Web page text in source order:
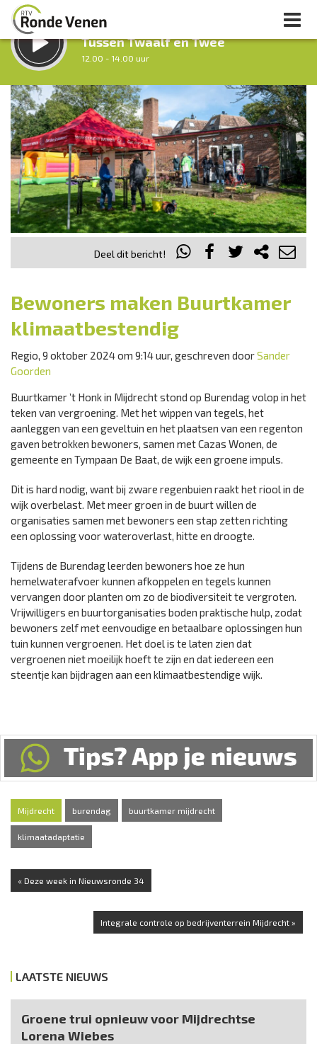
LUISTER LIVE:
Tussen Twaalf en Twee
12.00 - 14.00 uur
STRAKS:
Middag Venen
14.00 - 18.00 uur
Vorig uur
uur 1 van 0 Volgend uur
Inklappen
Deel dit bericht!
Bewoners maken Buurtkamer
klimaatbestendig
Regio, 9 oktober 2024 om 9:14 uur, geschreven doorSander
Goorden
Buurtkamer ’t Honk in Mijdrecht stond op Burendag volop in het
teken van vergroening. Met het wippen van tegels, het
aanleggen van een geveltuin en het plaatsen van een regenton
gaven betrokken bewoners, samen met Cazas Wonen, de
gemeente en Tympaan De Baat, de wijk een groene impuls.
Dit is hard nodig, want bij zware regenbuien raakt het riool in de
wijk overbelast. Met meer groen in de buurt willen de
organisaties samen met bewoners een stap zetten richting
een oplossing voor wateroverlast, hitte en droogte.
Tijdens de Burendag leerden bewoners hoe ze hun
hemelwaterafvoer kunnen afkoppelen en tegels kunnen
vervangen door planten om zo de biodiversiteit te vergroten.
Vrijwilligers en buurtorganisaties boden praktische hulp, zodat
bewoners zelf met eenvoudige en betaalbare oplossingen hun
tuin kunnen vergroenen. Het doel is te laten zien dat
vergroenen niet moeilijk hoeft te zijn en dat iedereen een
steentje kan bijdragen aan een klimaatbestendige wijk.
Mijdrecht burendag buurtkamer mijdrecht
klimaatadaptatie
« Deze week in Nieuwsronde 34
Integrale controle op bedrijventerrein Mijdrecht »
LAATSTE NIEUWS
Groene trui opnieuw voor Mijdrechtse
Lorena Wiebes